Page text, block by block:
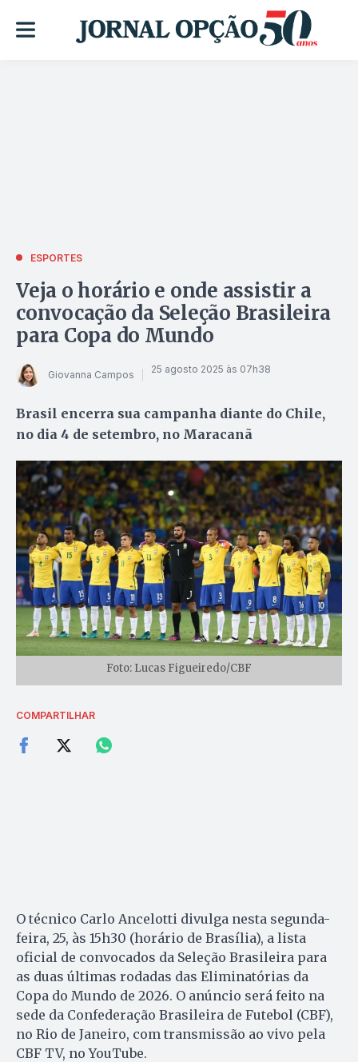
ESPORTES
Veja o horário e onde assistir a
convocação da Seleção Brasileira
para Copa do Mundo
Giovanna Campos 25 agosto 2025 às 07h38
Brasil encerra sua campanha diante do Chile,
no dia 4 de setembro, no Maracanã
Foto: Lucas Figueiredo/CBF
COMPARTILHAR
O técnico Carlo Ancelotti divulga nesta segunda-
feira, 25, às 15h30 (horário de Brasília), a lista
oficial de convocados da Seleção Brasileira para
as duas últimas rodadas das Eliminatórias da
Copa do Mundo de 2026. O anúncio será feito na
sede da Confederação Brasileira de Futebol (CBF),
no Rio de Janeiro, com transmissão ao vivo pela
CBF TV, no YouTube.